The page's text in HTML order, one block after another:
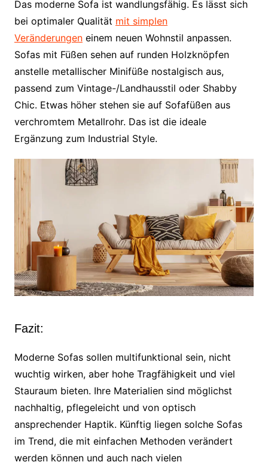
Das moderne Sofa ist wandlungsfähig. Es lässt sich
bei optimaler Qualität mit simplen
Veränderungeneinem neuen Wohnstil anpassen.
Sofas mit Füßen sehen auf runden Holzknöpfen
anstelle metallischer Minifüße nostalgisch aus,
passend zum Vintage-/Landhausstil oder Shabby
Chic. Etwas höher stehen sie auf Sofafüßen aus
verchromtem Metallrohr. Das ist die ideale
Ergänzung zum Industrial Style.
Fazit:
Moderne Sofas sollen multifunktional sein, nicht
wuchtig wirken, aber hohe Tragfähigkeit und viel
Stauraum bieten. Ihre Materialien sind möglichst
nachhaltig, pflegeleicht und von optisch
ansprechender Haptik. Künftig liegen solche Sofas
im Trend, die mit einfachen Methoden verändert
werden können und auch nach vielen